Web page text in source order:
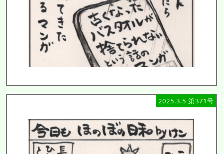
2025.3.5 第371号